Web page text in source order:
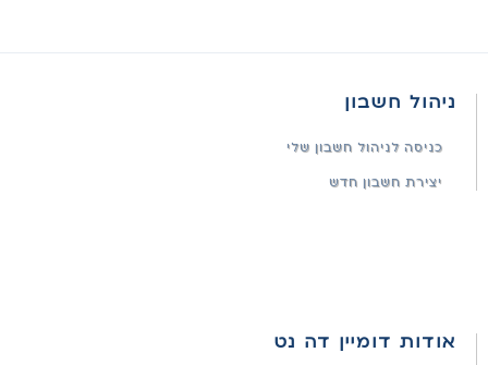
ניהול חשבון
כניסה לניהול חשבון שלי
יצירת חשבון חדש
אודות דומיין דה נט